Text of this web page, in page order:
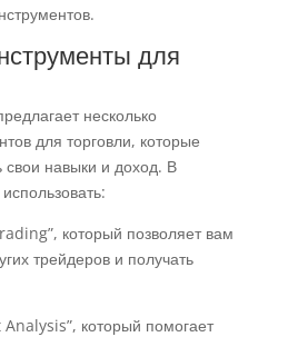
для
несколько
для торговли, которые
свои навыки и доход. В
который позволяет вам
трейдеров и получать
который помогает